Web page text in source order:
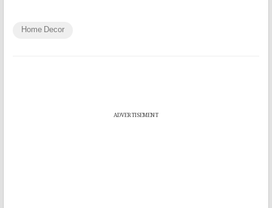
Home Decor
ADVERTISEMENT